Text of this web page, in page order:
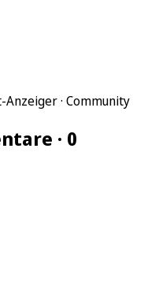
Anzeiger · Community
· 0